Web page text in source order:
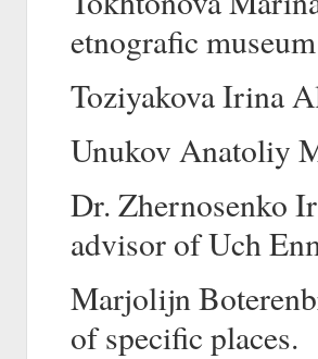
etnografic
Toziyakova Irina
Unukov Anatoliy
Dr. Zhernosenko
advisor of Uch
Marjolijn
of specific places.